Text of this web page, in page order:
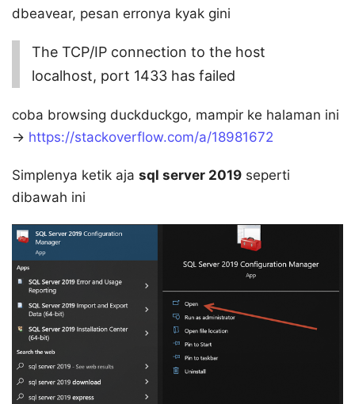
dbeavear, pesan erronya kyak gini
The TCP/IP connection to the host
localhost, port 1433 has failed
coba browsing duckduckgo, mampir ke halaman ini
-> https://stackoverflow.com/a/18981672
Simplenya ketik aja sql server 2019 seperti
dibawah ini